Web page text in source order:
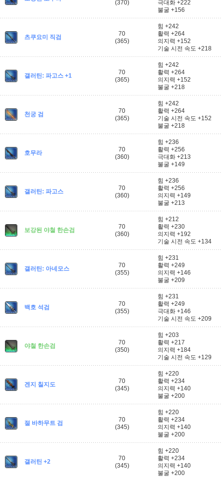
(370)
극대화 +222
불굴 +156
츠쿠요미 직검
70
(365)
힘 +242
활력 +264
의지력 +152
기술 시전 속도 +218
갤러틴: 파고스 +1
70
(365)
힘 +242
활력 +264
의지력 +152
불굴 +218
천궁 검
70
(365)
힘 +242
활력 +264
기술 시전 속도 +152
불굴 +218
호무라
70
(360)
힘 +236
활력 +256
극대화 +213
불굴 +149
갤러틴: 파고스
70
(360)
힘 +236
활력 +256
의지력 +149
불굴 +213
보강된 야철 한손검
70
(360)
힘 +212
활력 +230
의지력 +192
기술 시전 속도 +134
갤러틴: 아네모스
70
(355)
힘 +231
활력 +249
의지력 +146
불굴 +209
백호 석검
70
(355)
힘 +231
활력 +249
극대화 +146
기술 시전 속도 +209
야철 한손검
70
(350)
힘 +203
활력 +217
의지력 +184
기술 시전 속도 +129
겐지 칠지도
70
(345)
힘 +220
활력 +234
의지력 +140
불굴 +200
절 바하무트 검
70
(345)
힘 +220
활력 +234
의지력 +140
불굴 +200
갤러틴 +2
70
(345)
힘 +220
활력 +234
의지력 +140
불굴 +200